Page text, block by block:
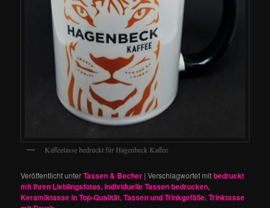
Kaffeetasse bedruckt für Hagenbeck Kaffee
Veröffentlicht unterTassen & Becher |Verschlagwortet mitbedruckt
mit Ihren Lieblingsfotos,individuelle Tassen bedrucken,
Keramiktasse in Top-Qualität,Tassen und Trinkgefäße,Trinktasse